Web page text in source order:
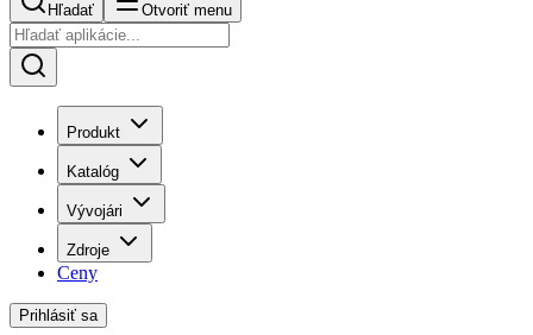
Hľadať Otvoriť menu
Produkt
Katalóg
Vývojári
Zdroje
Ceny
Prihlásiť sa